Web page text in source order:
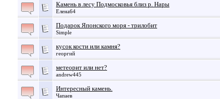
Камень в лесу Подмосковья близ р. Нары
Елена64
Подарок Японского моря - трилобит
Simple
кусок кости или камня?
георгий
метеорит или нет?
andrew445
Интересный камень.
Чапаев